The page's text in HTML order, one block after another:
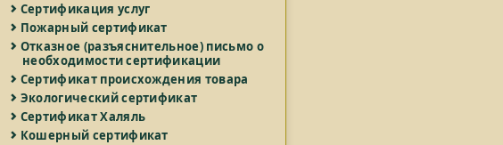
Сертификация услуг
Пожарный сертификат
Отказное (разъяснительное) письмо о
необходимости сертификации
Сертификат происхождения товара
Экологический сертификат
Сертификат Халяль
Кошерный сертификат